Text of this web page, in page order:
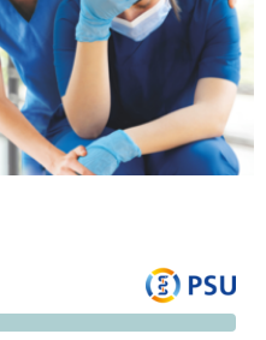
€85,755
still needed